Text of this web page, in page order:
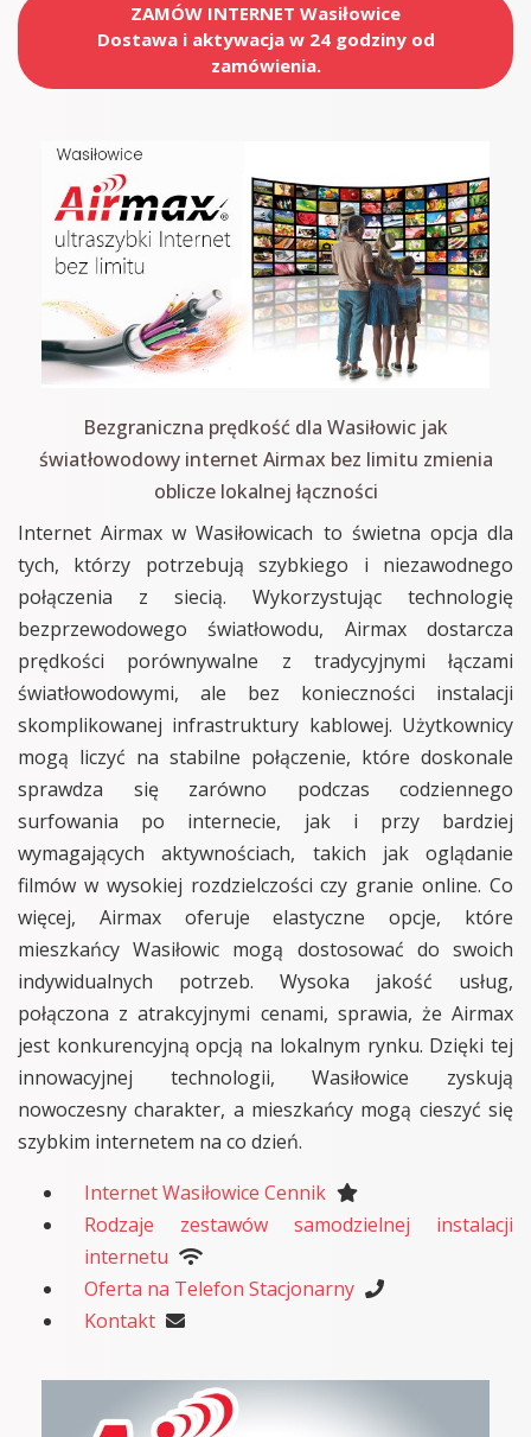
ZAMÓW INTERNET Wasiłowice
Dostawa i aktywacja w 24 godziny od
zamówienia.
Bezgraniczna prędkość dla Wasiłowic jak
światłowodowy internet Airmax bez limitu zmienia
oblicze lokalnej łączności
Internet Airmax w Wasiłowicach to świetna opcja dla
tych, którzy potrzebują szybkiego i niezawodnego
połączenia z siecią. Wykorzystując technologię
bezprzewodowego światłowodu, Airmax dostarcza
prędkości porównywalne z tradycyjnymi łączami
światłowodowymi, ale bez konieczności instalacji
skomplikowanej infrastruktury kablowej. Użytkownicy
mogą liczyć na stabilne połączenie, które doskonale
sprawdza się zarówno podczas codziennego
surfowania po internecie, jak i przy bardziej
wymagających aktywnościach, takich jak oglądanie
filmów w wysokiej rozdzielczości czy granie online. Co
więcej, Airmax oferuje elastyczne opcje, które
mieszkańcy Wasiłowic mogą dostosować do swoich
indywidualnych potrzeb. Wysoka jakość usług,
połączona z atrakcyjnymi cenami, sprawia, że Airmax
jest konkurencyjną opcją na lokalnym rynku. Dzięki tej
innowacyjnej technologii, Wasiłowice zyskują
nowoczesny charakter, a mieszkańcy mogą cieszyć się
szybkim internetem na co dzień.
Internet Wasiłowice Cennik
Rodzaje zestawów samodzielnej instalacji
internetu
Oferta na Telefon Stacjonarny
Kontakt